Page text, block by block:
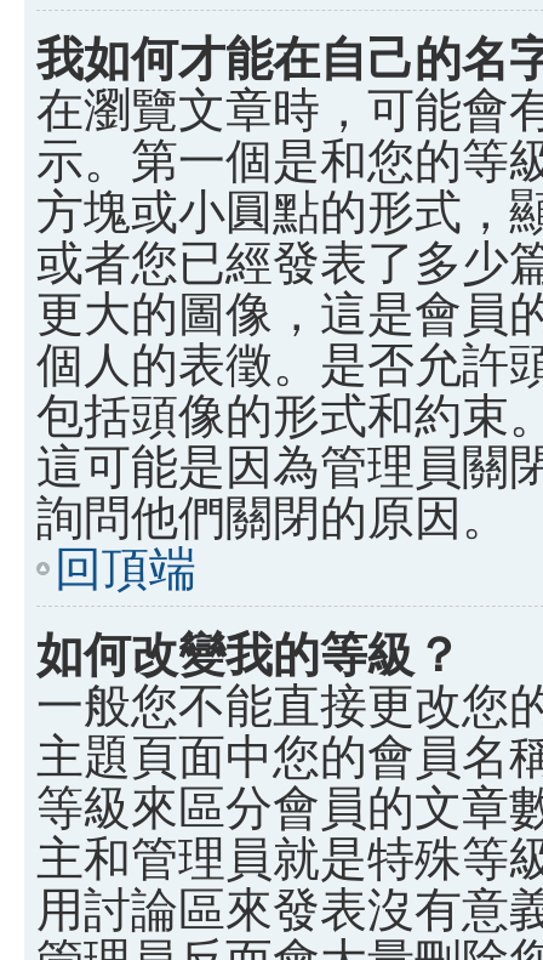
我如何才能在自己的名
在瀏覽文章時，可能會
示。第一個是和您的等
方塊或小圓點的形式，
或者您已經發表了多少
更大的圖像，這是會員
個人的表徵。是否允許
包括頭像的形式和約束
這可能是因為管理員關
詢問他們關閉的原因。
回頂端
如何改變我的等級？
一般您不能直接更改您
主題頁面中您的會員名
等級來區分會員的文章
主和管理員就是特殊等
用討論區來發表沒有意